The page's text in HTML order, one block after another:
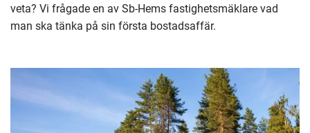
veta? Vi frågade en av Sb-Hems fastighetsmäklare vad
man ska tänka på sin första bostadsaffär.